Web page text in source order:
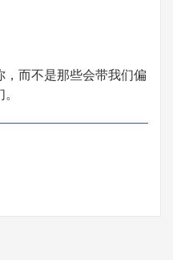
而不是那些会带我们偏